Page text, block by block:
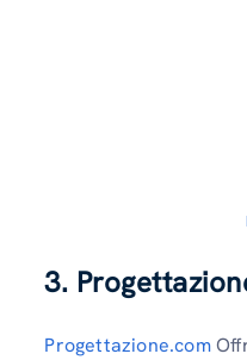
3.
Progettazione.com